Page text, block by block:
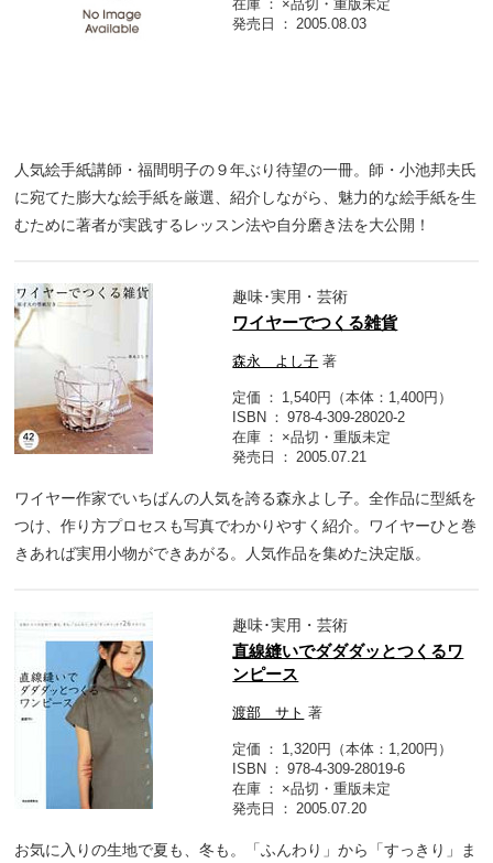
在庫
×品切・重版未定
発売日
2005.08.03
人気絵手紙講師・福間明子の９年ぶり待望の一冊。師・小池邦夫氏
に宛てた膨大な絵手紙を厳選、紹介しながら、魅力的な絵手紙を生
むために著者が実践するレッスン法や自分磨き法を大公開！
趣味･実用・芸術
ワイヤーでつくる雑貨
森永 よし子 著
定価
1,540円（本体：1,400円）
ISBN
978-4-309-28020-2
在庫
×品切・重版未定
発売日
2005.07.21
ワイヤー作家でいちばんの人気を誇る森永よし子。全作品に型紙を
つけ、作り方プロセスも写真でわかりやすく紹介。ワイヤーひと巻
きあれば実用小物ができあがる。人気作品を集めた決定版。
趣味･実用・芸術
直線縫いでダダダッとつくるワ
ンピース
渡部 サト 著
定価
1,320円（本体：1,200円）
ISBN
978-4-309-28019-6
在庫
×品切・重版未定
発売日
2005.07.20
お気に入りの生地で夏も、冬も。「ふんわり」から「すっきり」ま